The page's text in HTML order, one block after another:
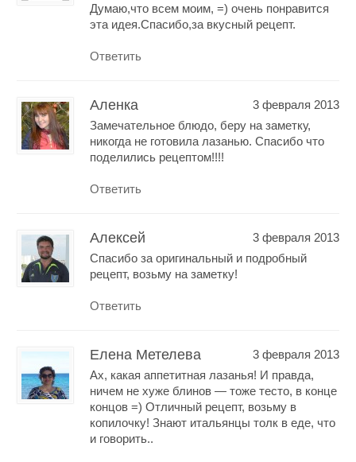
Думаю,что всем моим, =) очень понравится
эта идея.Спасибо,за вкусный рецепт.
Ответить
Аленка
3 февраля 2013
Замечательное блюдо, беру на заметку,
никогда не готовила лазанью. Спасибо что
поделились рецептом!!!!
Ответить
Алексей
3 февраля 2013
Спасибо за оригинальный и подробный
рецепт, возьму на заметку!
Ответить
Елена Метелева
3 февраля 2013
Ах, какая аппетитная лазанья! И правда,
ничем не хуже блинов — тоже тесто, в конце
концов =) Отличный рецепт, возьму в
копилочку! Знают итальянцы толк в еде, что
и говорить..